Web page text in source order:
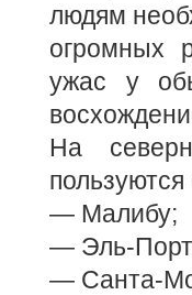
людям
огромных
ужас у
На
— Малибу;
— Эль-
— Санта-